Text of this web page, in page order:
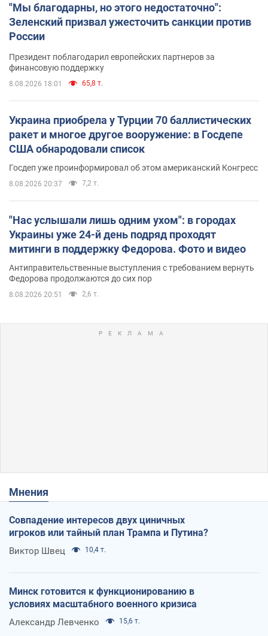
"Мы благодарны, но этого недостаточно":
Зеленский призвал ужесточить санкции против
России
Президент поблагодарил европейских партнеров за
финансовую поддержку
8.08.2026 18:01 65,8 т.
Украина приобрела у Турции 70 баллистических
ракет и многое другое вооружение: в Госдепе
США обнародовали список
Госдеп уже проинформировал об этом американский Конгресс
8.08.2026 20:37 7,2 т.
"Нас услышали лишь одним ухом": в городах
Украины уже 24-й день подряд проходят
митинги в поддержку Федорова. Фото и видео
Антиправительственные выступления с требованием вернуть
Федорова продолжаются до сих пор
8.08.2026 20:51 2,6 т.
Мнения
Совпадение интересов двух циничных
игроков или тайный план Трампа и Путина?
Виктор Швец 10,4 т.
Минск готовится к функционированию в
условиях масштабного военного кризиса
Александр Левченко 15,6 т.